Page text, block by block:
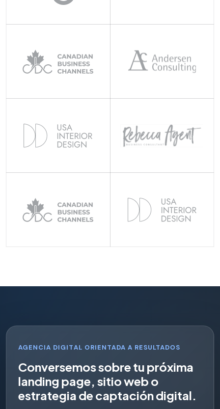
AGENCIA DIGITAL ORIENTADA A RESULTADOS
Conversemossobre tu próxima
landing page, sitioweb o
estrategia de captacióndigital.